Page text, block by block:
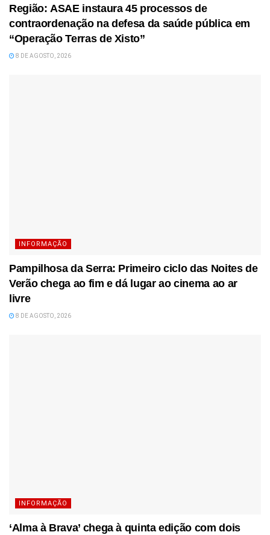
Região: ASAE instaura 45 processos de
contraordenação na defesa da saúde pública em
“Operação Terras de Xisto”
8 DE AGOSTO, 2026
INFORMAÇÃO
Pampilhosa da Serra: Primeiro ciclo das Noites de
Verão chega ao fim e dá lugar ao cinema ao ar
livre
8 DE AGOSTO, 2026
INFORMAÇÃO
‘Alma à Brava’ chega à quinta edição com dois